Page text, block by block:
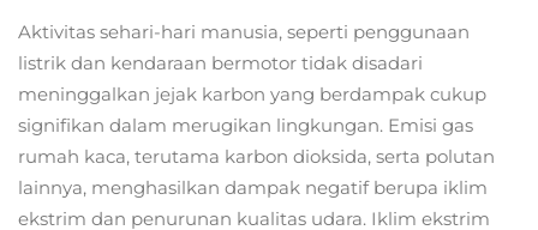
Aktivitas sehari-hari manusia, seperti penggunaan
listrik dan kendaraan bermotor tidak disadari
meninggalkan jejak karbon yang berdampak cukup
signifikan dalam merugikan lingkungan. Emisi gas
rumah kaca, terutama karbon dioksida, serta polutan
lainnya, menghasilkan dampak negatif berupa iklim
ekstrim dan penurunan kualitas udara. Iklim ekstrim